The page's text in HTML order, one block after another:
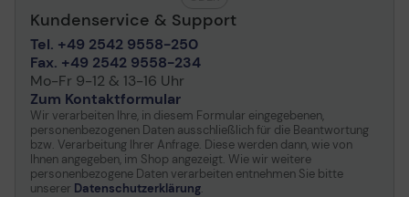
Kundenservice & Support
Tel. +49 2542 9558-250
Fax. +49 2542 9558-234
Mo-Fr 9-12 & 13-16 Uhr
Zum Kontaktformular
Wir verarbeiten Ihre, in diesem Formular eingegebenen,
personenbezogenen Daten ausschließlich für die Beantwortung
bzw. Verarbeitung Ihrer Anfrage. Diese werden dann, wie von
Ihnen angegeben, im Shop angezeigt. Wie wir weitere
personenbezogene Daten verarbeiten entnehmen Sie bitte
unserer Datenschutzerklärung.